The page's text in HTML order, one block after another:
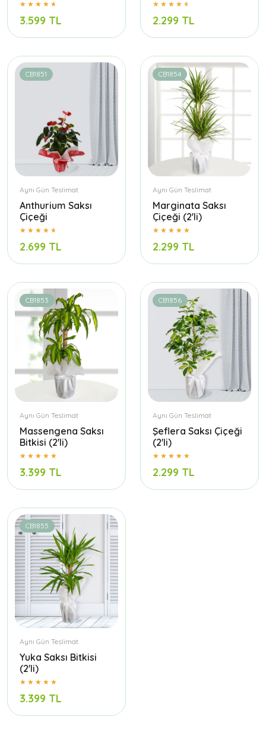
3.599 TL 2.299 TL
CB1851
Aynı Gün Teslimat
Anthurium Saksı
Çiçeği
2.699 TL
CB1854
Aynı Gün Teslimat
Marginata Saksı
Çiçeği (2'li)
2.299 TL
CB1853
Aynı Gün Teslimat
Massengena Saksı
Bitkisi (2'li)
3.399 TL
CB1856
Aynı Gün Teslimat
Şeflera Saksı Çiçeği
(2'li)
2.299 TL
CB1855
Aynı Gün Teslimat
Yuka Saksı Bitkisi
(2'li)
3.399 TL